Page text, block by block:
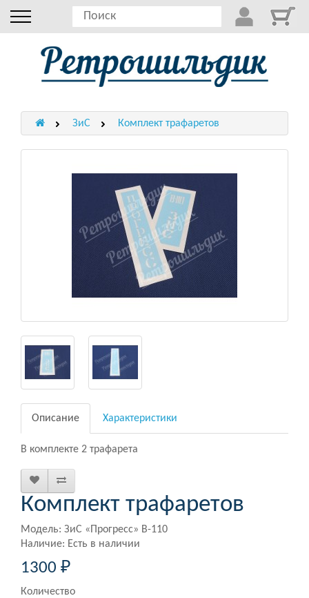
ЗиС Комплект трафаретов
Описание Характеристики
В комплекте 2 трафарета
Комплект трафаретов
Модель: ЗиС «Прогресс» В-110
Наличие: Есть в наличии
1300 ₽
Количество